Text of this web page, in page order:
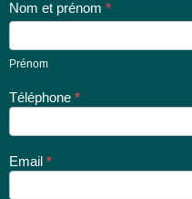
Nom et prénom *
Prénom
Prénom
Téléphone *
Email *